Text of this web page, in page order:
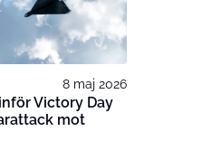
8 maj 2026
Victory Day
mot